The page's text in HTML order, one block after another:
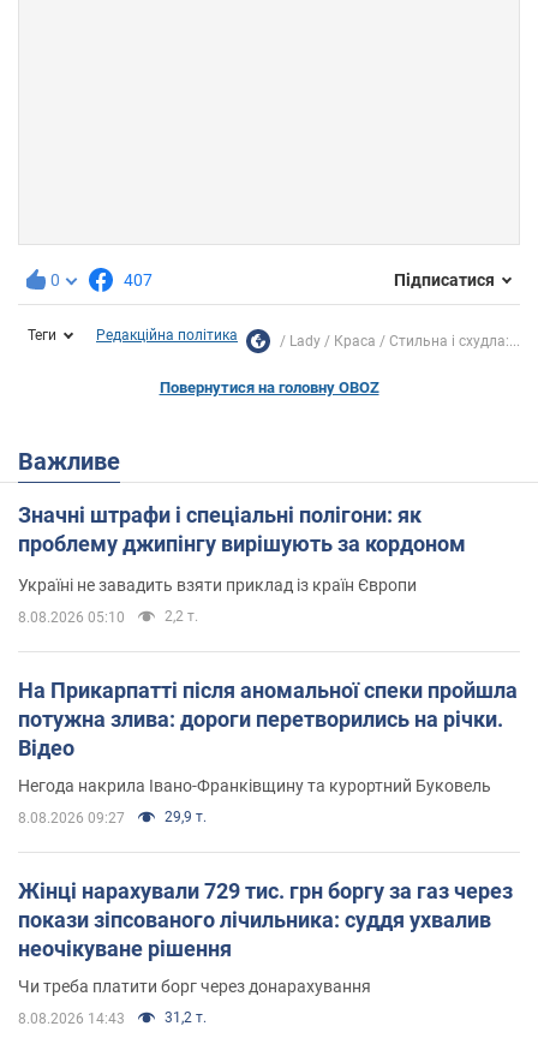
0 407 Підписатися
Теги Редакційна політика Lady Краса Стильна і схудла:...
Повернутися на головну OBOZ
Важливе
Значні штрафи і спеціальні полігони: як
проблему джипінгу вирішують за кордоном
Україні не завадить взяти приклад із країн Європи
8.08.2026 05:10 2,2 т.
На Прикарпатті після аномальної спеки пройшла
потужна злива: дороги перетворились на річки.
Відео
Негода накрила Івано-Франківщину та курортний Буковель
8.08.2026 09:27 29,9 т.
Жінці нарахували 729 тис. грн боргу за газ через
покази зіпсованого лічильника: суддя ухвалив
неочікуване рішення
Чи треба платити борг через донарахування
8.08.2026 14:43 31,2 т.